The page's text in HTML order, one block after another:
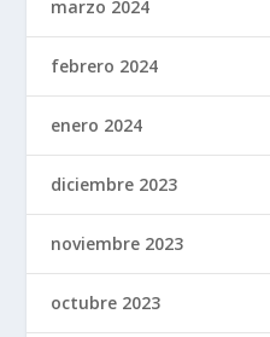
marzo 2024
febrero 2024
enero 2024
diciembre 2023
noviembre 2023
octubre 2023